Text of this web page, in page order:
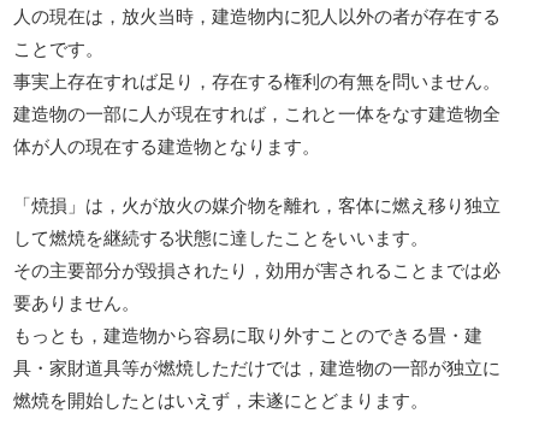
人の現在は，放火当時，建造物内に犯人以外の者が存在する
ことです。
事実上存在すれば足り，存在する権利の有無を問いません。
建造物の一部に人が現在すれば，これと一体をなす建造物全
体が人の現在する建造物となります。
「焼損」は，火が放火の媒介物を離れ，客体に燃え移り独立
して燃焼を継続する状態に達したことをいいます。
その主要部分が毀損されたり，効用が害されることまでは必
要ありません。
もっとも，建造物から容易に取り外すことのできる畳・建
具・家財道具等が燃焼しただけでは，建造物の一部が独立に
燃焼を開始したとはいえず，未遂にとどまります。